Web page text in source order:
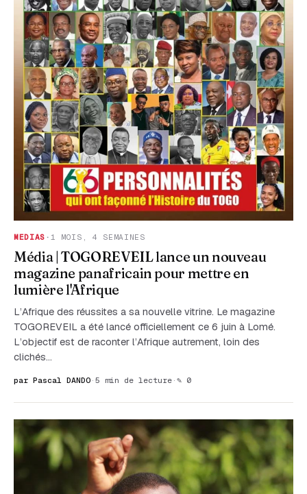
MEDIAS · 1 MOIS, 4 SEMAINES
Média | TOGOREVEIL lance un nouveau
magazine panafricain pour mettre en
lumière l'Afrique
L’Afrique des réussites a sa nouvelle vitrine. Le magazine
TOGOREVEIL a été lancé officiellement ce 6 juin à Lomé.
L’objectif est de raconter l’Afrique autrement, loin des
clichés…
par Pascal DANDO · 5 min de lecture · ✎ 0